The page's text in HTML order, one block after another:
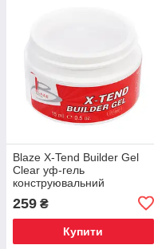
Blaze X-Tend Builder Gel
Clear уф-гель
конструювальний
259 ₴
Купити